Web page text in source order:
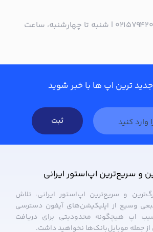
تلفن پشتیبانی ۰۲۱۵۷۹۴۲۰۰۰ | شنبه تا چهارشنبه، ساعت
جدید ترین اپ ها با خبر شوید
ثبت
و سریع‌ترین اپ‌استور ایرانی
و سریع‌ترین اپ‌استور ایرانی، تلاش
وسیع از اپلیکیشن‌های آیفون دسترسی
‌اپ هیچگونه محدودیتی برای دریافت
از جمله موبایل‌بانک‌ها نخواهید داشت.